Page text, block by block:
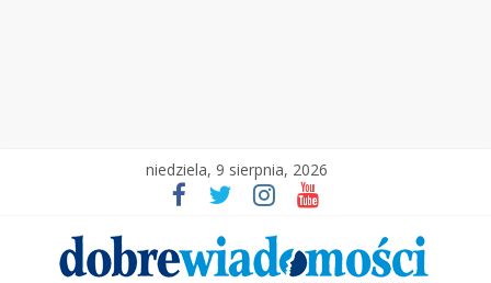
niedziela, 9 sierpnia, 2026